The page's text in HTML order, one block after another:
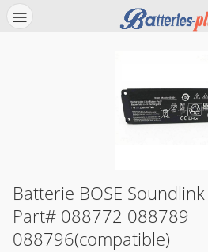
Batterie BOSE
Part# 088772 088789
088796(compatible)